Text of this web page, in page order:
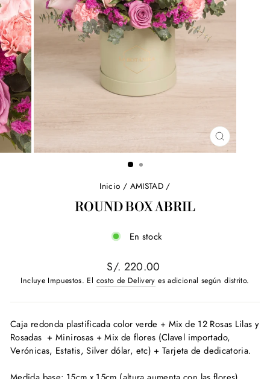
CERRAR
(ESC)
Inicio / AMISTAD /
ROUND BOX ABRIL
En stock
Precio
habitual
S/. 220.00
Incluye Impuestos. El costo de Delivery es adicional según distrito.
Caja redonda plastificada color verde + Mix de 12 Rosas Lilas y
Rosadas + Minirosas + Mix de flores (Clavel importado,
Verónicas, Estatis, Silver dólar, etc) + Tarjeta de dedicatoria.